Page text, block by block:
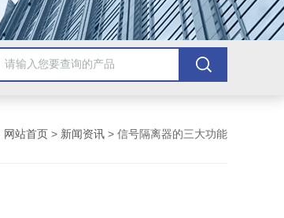
网站首页 > 新闻资讯 > 信号隔离器的三大功能